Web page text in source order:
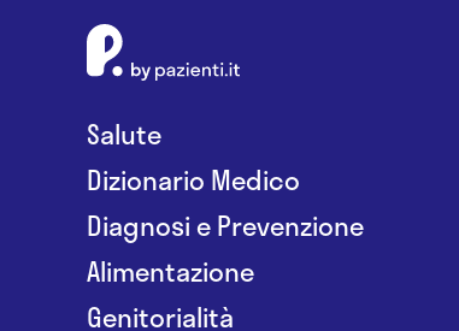
Salute
Dizionario Medico
Diagnosi e Prevenzione
Alimentazione
Genitorialità